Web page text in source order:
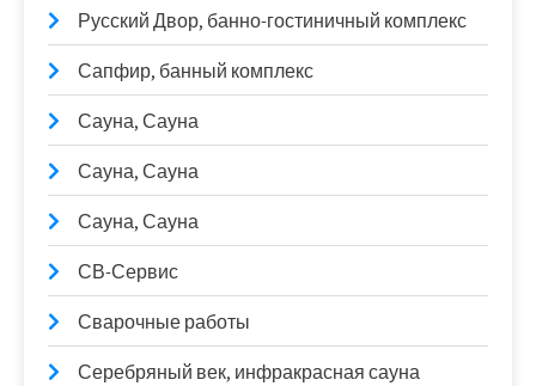
Русский Двор, банно-гостиничный комплекс
Сапфир, банный комплекс
Сауна, Сауна
Сауна, Сауна
Сауна, Сауна
СВ-Сервис
Сварочные работы
Серебряный век, инфракрасная сауна